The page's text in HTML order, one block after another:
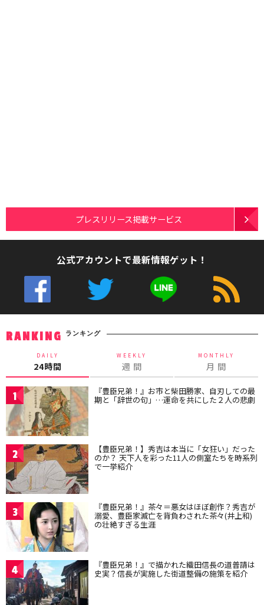
プレスリリース掲載サービス
公式アカウントで最新情報ゲット！
RANKING ランキング
DAILY
24時間
WEEKLY
週 間
MONTHLY
月 間
1 『豊臣兄弟！』お市と柴田勝家、自刃しての最
期と「辞世の句」…運命を共にした２人の悲劇
2 【豊臣兄弟！】秀吉は本当に「女狂い」だった
のか？ 天下人を彩った11人の側室たちを時系列
で一挙紹介
3 『豊臣兄弟！』茶々＝悪女はほぼ創作？秀吉が
溺愛、豊臣家滅亡を背負わされた茶々(井上和)
の壮絶すぎる生涯
4 『豊臣兄弟！』で描かれた織田信長の道普請は
史実？信長が実施した街道整備の施策を紹介